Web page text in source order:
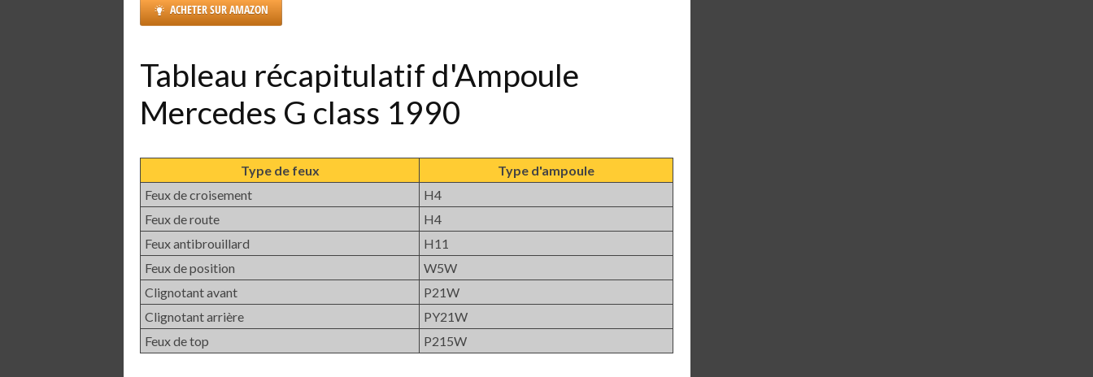
ACHETER SUR AMAZON
Tableau récapitulatif d'Ampoule
Mercedes G class 1990
Type de feux
Type d'ampoule
Feux de croisement
H4
Feux de route
H4
Feux antibrouillard
H11
Feux de position
W5W
Clignotant avant
P21W
Clignotant arrière
PY21W
Feux de top
P215W